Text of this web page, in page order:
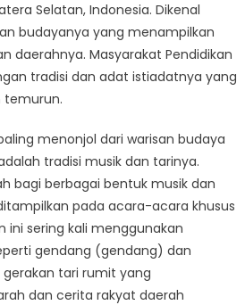
Cultural
Heritage
of
Pendidikan
Selatan, Indonesia. Dikenal
budayanya yang menampilkan
daerahnya. Masyarakat Pendidikan
tradisi dan adat istiadatnya yang
temurun.
menonjol dari warisan budaya
tradisi musik dan tarinya.
bagi berbagai bentuk musik dan
pada acara-acara khusus
ini sering kali menggunakan
gendang (gendang) dan
tari rumit yang
dan cerita rakyat daerah